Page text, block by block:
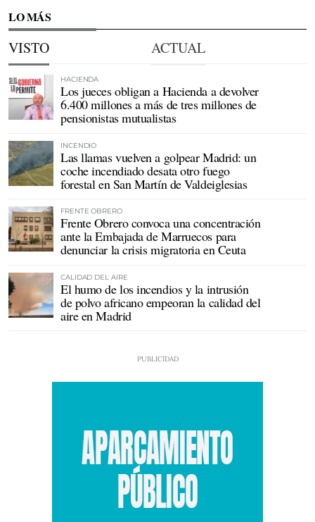
LO MÁS
VISTO ACTUAL
HACIENDA
Los jueces obligan a Hacienda a devolver
6.400 millones a más de tres millones de
pensionistas mutualistas
INCENDIO
Las llamas vuelven a golpear Madrid: un
coche incendiado desata otro fuego
forestal en San Martín de Valdeiglesias
FRENTE OBRERO
Frente Obrero convoca una concentración
ante la Embajada de Marruecos para
denunciar la crisis migratoria en Ceuta
CALIDAD DEL AIRE
El humo de los incendios y la intrusión
de polvo africano empeoran la calidad del
aire en Madrid